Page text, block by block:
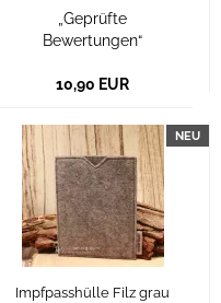
„Geprüfte
Bewertungen“
10,90 EUR
NEU
Impfpasshülle Filz grau